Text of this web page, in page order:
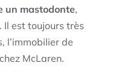
un mastodonte,
Il est toujours très
l’immobilier de
McLaren.